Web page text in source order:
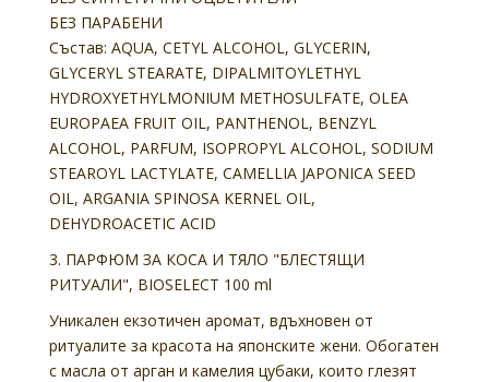
БЕЗ ПАРАБЕНИ
Състав: AQUA, CETYL ALCOHOL, GLYCERIN,
GLYCERYL STEARATE, DIPALMITOYLETHYL
HYDROXYETHYLMONIUM METHOSULFATE, OLEA
EUROPAEA FRUIT OIL, PANTHENOL, BENZYL
ALCOHOL, PARFUM, ISOPROPYL ALCOHOL, SODIUM
STEAROYL LACTYLATE, CAMELLIA JAPONICA SEED
OIL, ARGANIA SPINOSA KERNEL OIL,
DEHYDROACETIC ACID
3. ПАРФЮМ ЗА КОСА И ТЯЛО "БЛЕСТЯЩИ
РИТУАЛИ", BIOSELECT 100 ml
Уникален екзотичен аромат, вдъхновен от
ритуалите за красота на японските жени. Обогатен
с масла от арган и камелия цубаки, които глезят